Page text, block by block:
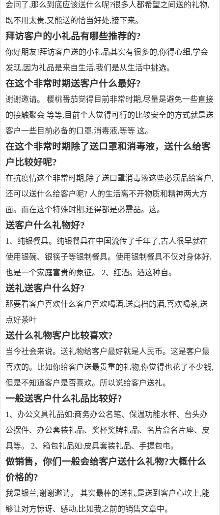
会问了,那么到底应该送什么呢?很多人都希望之间送的礼物,
既不用太贵,又能送的恰当好处,接下来。
拜访客户的小礼品有哪些推荐的?
你好朋友!拜访客户送的小礼品其实有很多的,你得心细,学会
发现,因为礼品是来自生活,我们是从生活中挑选。
在这个非常时期送客户什么最好?
谢谢邀请。 樱桃番茄觉得目前非常时期,尽量是避免一些直接
的接触聚会 等等,目前个人觉得可行的比较安全的方式就是送
客户一些目前必备的口罩,消毒液,等等 这。
在这个非常时期除了送口罩和消毒液，送什么给客
户比较好呢?
在抗疫情这个非常时期,除了送口罩消毒液这些必须品给客户,
还可以送什么给客户呢? 人的生活离不开物质和精神两大方
面。而在这个特殊时期,还得都是必需品。这。
送客户什么礼物好?
1、纯银餐具。纯银餐具在中国流传了千年了,古人很早就在
使用银碗、银筷子等银制餐具。使用银制餐具不仅对身体好,
也是一个家庭富贵的象征。 2、红酒。酒这种自。
送礼送客户什么好?
那要看客户喜欢什么客户喜欢喝酒,送高档的酒,喜欢喝茶,送
点好茶叶
送什么礼物客户比较喜欢?
当今社会来说。送礼物给客户最好就是人民币。这是客户最
喜欢的。比如你给客户送最贵重的礼物,你觉得也花了不少钱,
但是不知道客户是否喜欢。所以说给客户送礼。
一般送客户什么礼品比较好?
1、办公文具礼品如:商务办公名笔、保温功能水杯、台头办
公摆件、办公套装礼品、奖杯奖牌礼品、名片盒名片座、皮
具等。 2、箱包礼品如:皮具套装礼品、手提包电。
做销售，你们一般会给客户送什么礼物?大概什么
价格的?
我是银兰,谢谢邀请。 其实最棒的送礼,是送到客户心坎上,能
够让对方惊讶、感动,比如我之前的销售文章中。